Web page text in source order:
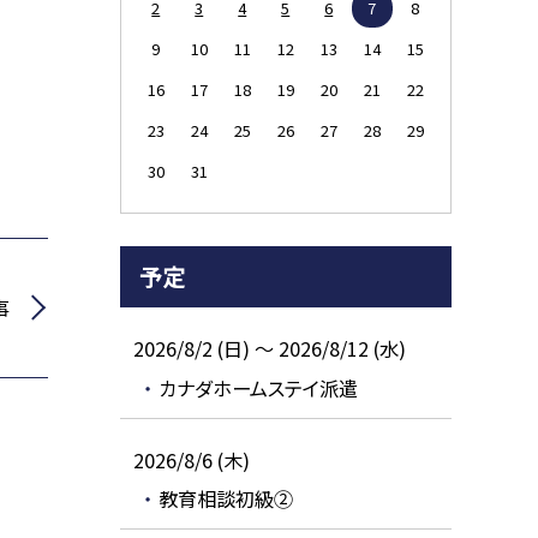
2 3 4 5 6 7
8
9
10 11 12 13 14
15
16
17 18 19 20 21
22
23
24 25 26 27 28
29
30
31
予定
2026/8/2 (日) ～ 2026/8/12 (水)
カナダホームステイ派遣
2026/8/6 (木)
教育相談初級②